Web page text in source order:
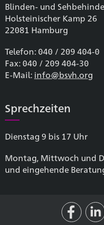
Blinden- und
Holsteinischer Kamp 26
22081 Hamburg
Telefon: 040 / 209 404-0
Fax: 040 / 209 404-30
E-Mail: info@bsvh.org
Sprechzeiten
Dienstag 9 bis 17 Uhr
Montag, Mittwoch und
und eingehende